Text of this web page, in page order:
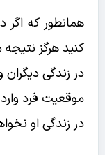
همانطور که
کنید هرگز
در زندگی
موقعیت فرد
در زندگی او